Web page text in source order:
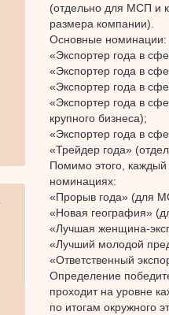
(отдельно для МСП и
размера компании).
Основные номинации:
«Экспортер года в
«Экспортер года в
«Экспортер года в
«Экспортер года в
крупного бизнеса);
«Экспортер года в
«Трейдер года»
Помимо этого, каждый
номинациях:
«Прорыв года» (для
«Новая география»
«Лучшая женщина-
«Лучший молодой
«Ответственный
Определение
проходит на уровне
по итогам окружного